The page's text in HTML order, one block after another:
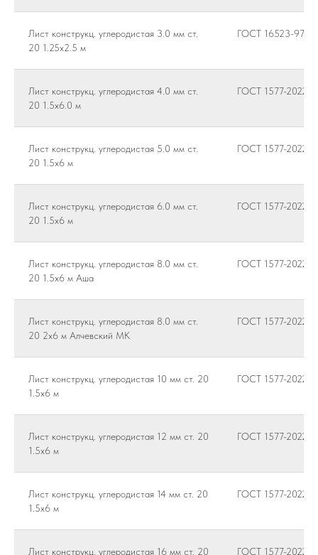
Лист конструкц. углеродистая 3.0 мм ст.
20 1.25х2.5 м
ГОСТ 16523-97
Лист конструкц. углеродистая 4.0 мм ст.
20 1.5х6.0 м
ГОСТ 1577-2022
Лист конструкц. углеродистая 5.0 мм ст.
20 1.5х6 м
ГОСТ 1577-2022
Лист конструкц. углеродистая 6.0 мм ст.
20 1.5х6 м
ГОСТ 1577-2022
Лист конструкц. углеродистая 8.0 мм ст.
20 1.5х6 м Аша
ГОСТ 1577-2022
Лист конструкц. углеродистая 8.0 мм ст.
20 2х6 м Алчевский МК
ГОСТ 1577-2022
Лист конструкц. углеродистая 10 мм ст. 20
1.5х6 м
ГОСТ 1577-2022
Лист конструкц. углеродистая 12 мм ст. 20
1.5х6 м
ГОСТ 1577-2022
Лист конструкц. углеродистая 14 мм ст. 20
1.5х6 м
ГОСТ 1577-2022
Лист конструкц. углеродистая 16 мм ст. 20
ГОСТ 1577-2022